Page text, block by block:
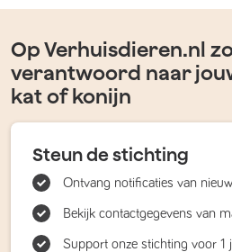
Op Verhuisdieren.nl
verantwoord naar
kat of konijn
Steun de stichting
Ontvang notificaties van
Bekijk contactgegevens van
Support onze stichting voor 1